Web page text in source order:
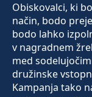
Obiskovalci, ki
način, bodo
bodo lahko
v nagradnem
med
družinske
Kampanja tako